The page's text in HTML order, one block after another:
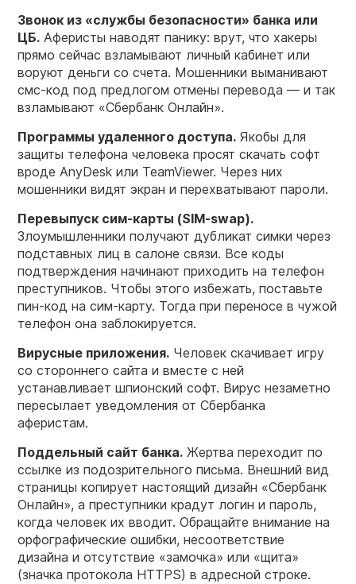
Звонок из «службы безопасности» банка или
ЦБ. Аферисты наводят панику: врут, что хакеры
прямо сейчас взламывают личный кабинет или
воруют деньги со счета. Мошенники выманивают
смс-код под предлогом отмены перевода — и так
взламывают «Сбербанк Онлайн».
Программы удаленного доступа. Якобы для
защиты телефона человека просят скачать софт
вроде AnyDesk или TeamViewer. Через них
мошенники видят экран и перехватывают пароли.
Перевыпуск сим-карты (SIM-swap).
Злоумышленники получают дубликат симки через
подставных лиц в салоне связи. Все коды
подтверждения начинают приходить на телефон
преступников. Чтобы этого избежать, поставьте
пин-код на сим-карту. Тогда при переносе в чужой
телефон она заблокируется.
Вирусные приложения. Человек скачивает игру
со стороннего сайта и вместе с ней
устанавливает шпионский софт. Вирус незаметно
пересылает уведомления от Сбербанка
аферистам.
Поддельный сайт банка. Жертва переходит по
ссылке из подозрительного письма. Внешний вид
страницы копирует настоящий дизайн «Сбербанк
Онлайн», а преступники крадут логин и пароль,
когда человек их вводит. Обращайте внимание на
орфографические ошибки, несоответствие
дизайна и отсутствие «замочка» или «щита»
(значка протокола HTTPS) в адресной строке.